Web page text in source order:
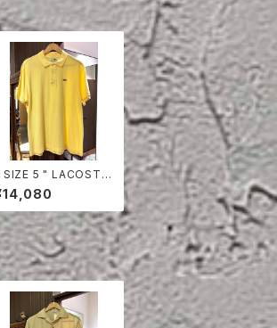
5 " LACOSTE
SHIRT YELLO